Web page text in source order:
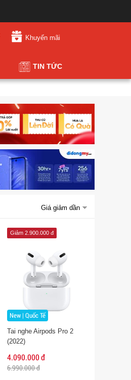
Khuyến mãi
TIN TỨC
Giá giảm dần
New | Quốc Tế
Giảm 2.900.000 đ
Tai nghe Airpods Pro 2
(2022)
4.090.000 đ
6.990.000 đ